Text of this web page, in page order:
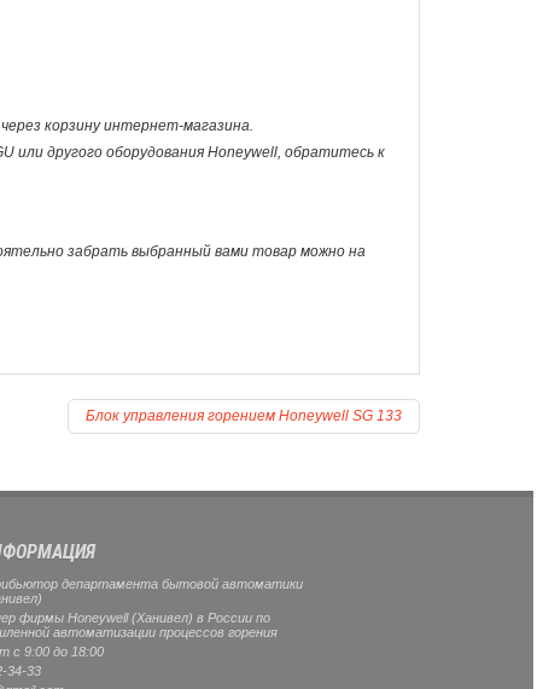
через корзину интернет-магазина.
или другого оборудования Honeywell, обратитесь к
забрать выбранный вами товар можно на
Блок управления горением Honeywell SG 133
департамента бытовой автоматики
фирмы Honeywell (Ханивел) в России по
автоматизации процессов горения
с 9:00 до 18:00
34-33